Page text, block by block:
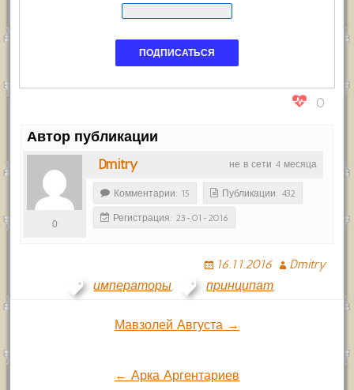
0
Автор публикации
не в сети 4 месяца
Dmitry
0
Комментарии: 15 Публикации: 432
Регистрация: 23-01-2016
16.11.2016
Dmitry
императоры, принципат
НавигацияМавзолей Августа →
← Арка Аргентариев